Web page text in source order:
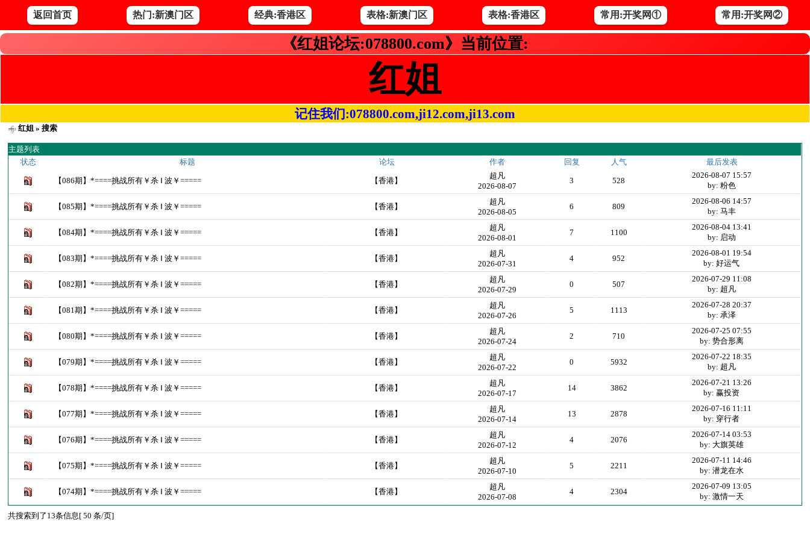
返回首页 热门:新澳门区 经典:香港区 表格:新澳门区 表格:香港区 常用:开奖网① 常用:开奖网②
《红姐论坛:078800.com》当前位置:
红姐
记住我们:078800.com,ji12.com,ji13.com
红姐 » 搜索
主题列表
状态
标题 论坛 作者 回复 人气 最后发表
【086期】*====挑战所有￥杀 Ⅰ 波￥===== 【香港】
超凡
2026-08-07
3 528
2026-08-07 15:57
by: 粉色
【085期】*====挑战所有￥杀 Ⅰ 波￥===== 【香港】
超凡
2026-08-05
6 809
2026-08-06 14:57
by: 马丰
【084期】*====挑战所有￥杀 Ⅰ 波￥===== 【香港】
超凡
2026-08-01
7 1100
2026-08-04 13:41
by: 启动
【083期】*====挑战所有￥杀 Ⅰ 波￥===== 【香港】
超凡
2026-07-31
4 952
2026-08-01 19:54
by: 好运气
【082期】*====挑战所有￥杀 Ⅰ 波￥===== 【香港】
超凡
2026-07-29
0 507
2026-07-29 11:08
by: 超凡
【081期】*====挑战所有￥杀 Ⅰ 波￥===== 【香港】
超凡
2026-07-26
5 1113
2026-07-28 20:37
by: 承泽
【080期】*====挑战所有￥杀 Ⅰ 波￥===== 【香港】
超凡
2026-07-24
2 710
2026-07-25 07:55
by: 势合形离
【079期】*====挑战所有￥杀 Ⅰ 波￥===== 【香港】
超凡
2026-07-22
0 5932
2026-07-22 18:35
by: 超凡
【078期】*====挑战所有￥杀 Ⅰ 波￥===== 【香港】
超凡
2026-07-17
14 3862
2026-07-21 13:26
by: 赢投资
【077期】*====挑战所有￥杀 Ⅰ 波￥===== 【香港】
超凡
2026-07-14
13 2878
2026-07-16 11:11
by: 穿行者
【076期】*====挑战所有￥杀 Ⅰ 波￥===== 【香港】
超凡
2026-07-12
4 2076
2026-07-14 03:53
by: 大旗英雄
【075期】*====挑战所有￥杀 Ⅰ 波￥===== 【香港】
超凡
2026-07-10
5 2211
2026-07-11 14:46
by: 潜龙在水
【074期】*====挑战所有￥杀 Ⅰ 波￥===== 【香港】
超凡
2026-07-08
4 2304
2026-07-09 13:05
by: 激情一天
共搜索到了13条信息[ 50 条/页]